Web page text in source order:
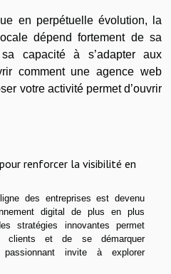
en perpétuelle évolution, la
dépend fortement de sa
capacité à s’adapter aux
comment une agence web
votre activité permet d’ouvrir
renforcer la visibilité en
des entreprises est devenu
digital de plus en plus
stratégies innovantes permet
clients et de se démarquer
invite à explorer